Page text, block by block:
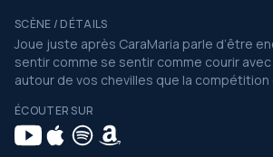
SCÈNE / DÉTAILS
Joue juste après CaraMaria parle d’être
sentir comme se sentir comme courir
autour de vos chevilles que la
ÉCOUTER SUR